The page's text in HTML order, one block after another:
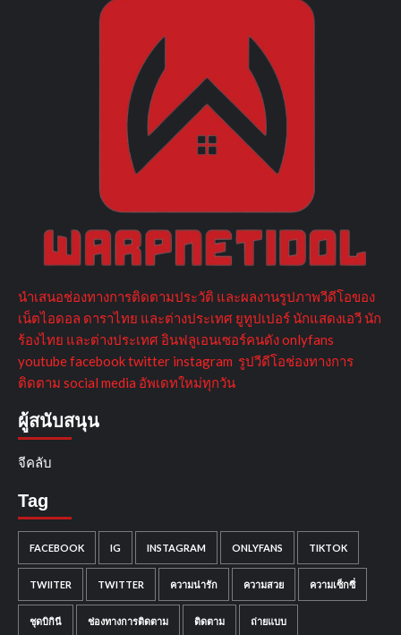
นำเสนอช่องทางการติดตามประวัติ และผลงานรูปภาพวีดีโอของ
เน็ตไอดอล ดาราไทย และต่างประเทศ ยูทูปเปอร์ นักแสดงเอวี นัก
ร้องไทย และต่างประเทศ อินฟลูเอนเซอร์คนดัง onlyfans
youtube facebook twitter instagram รูปวีดีโอช่องทางการ
ติดตาม social media อัพเดทใหม่ทุกวัน
ผู้สนับสนุน
จีคลับ
Tag
FACEBOOK IG INSTAGRAM ONLYFANS TIKTOK
TWIITER TWITTER ความน่ารัก ความสวย ความเซ็กซี่
ชุดบิกินี ช่องทางการติดตาม ติดตาม ถ่ายแบบ